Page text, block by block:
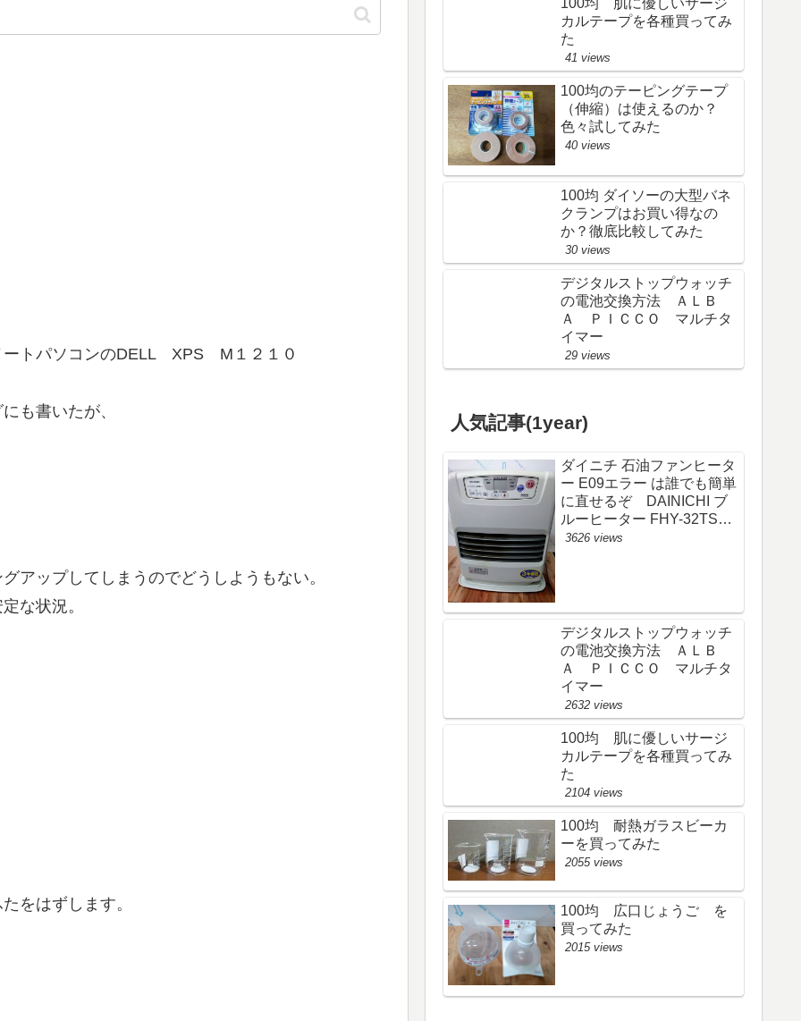
ートパソコンのDELL XPS M１２１０
も書いたが、
アップしてしまうのでどうしようもない。
な状況。
をはずします。
100均 肌に優しいサージ
カルテープを各種買ってみ
た
41 views
100均のテーピングテープ
（伸縮）は使えるのか？
色々試してみた
40 views
100均 ダイソーの大型バネ
クランプはお買い得なの
か？徹底比較してみた
30 views
デジタルストップウォッチ
の電池交換方法 ＡＬＢ
Ａ ＰＩＣＣＯ マルチタ
イマー
29 views
人気記事(1year)
ダイニチ 石油ファンヒータ
ー E09エラー は誰でも簡単
に直せるぞ DAINICHI ブ
ルーヒーター FHY-32TS6
(FW-325S)
3626 views
デジタルストップウォッチ
の電池交換方法 ＡＬＢ
Ａ ＰＩＣＣＯ マルチタ
イマー
2632 views
100均 肌に優しいサージ
カルテープを各種買ってみ
た
2104 views
100均 耐熱ガラスビーカ
ーを買ってみた
2055 views
100均 広口じょうご を
買ってみた
2015 views